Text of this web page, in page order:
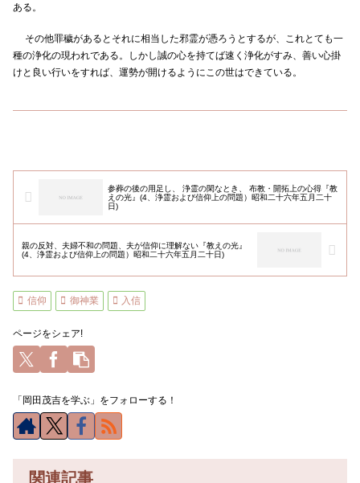
ある。
その他罪穢があるとそれに相当した邪霊が憑ろうとするが、これとても一
種の浄化の現われである。しかし誠の心を持てば速く浄化がすみ、善い心掛
けと良い行いをすれば、運勢が開けるようにこの世はできている。
参葬の後の用足し、 浄霊の閑なとき、 布教・開拓上の心得『教
えの光』(4、浄霊および信仰上の問題）昭和二十六年五月二十
日)
親の反対、夫婦不和の問題、夫が信仰に理解ない『教えの光』
(4、浄霊および信仰上の問題）昭和二十六年五月二十日)
信仰 御神業 入信
ページをシェア!
「岡田茂吉を学ぶ」をフォローする！
関連記事